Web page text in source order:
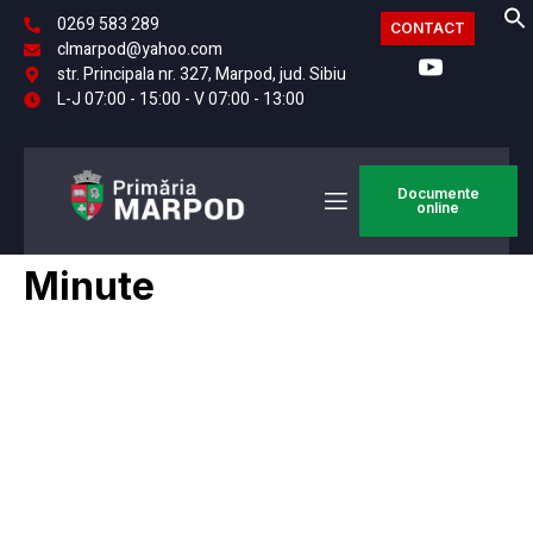
0269 583 289
clmarpod@yahoo.com
str. Principala nr. 327, Marpod, jud. Sibiu
L-J 07:00 - 15:00 - V 07:00 - 13:00
CONTACT
Documente
online
Minute